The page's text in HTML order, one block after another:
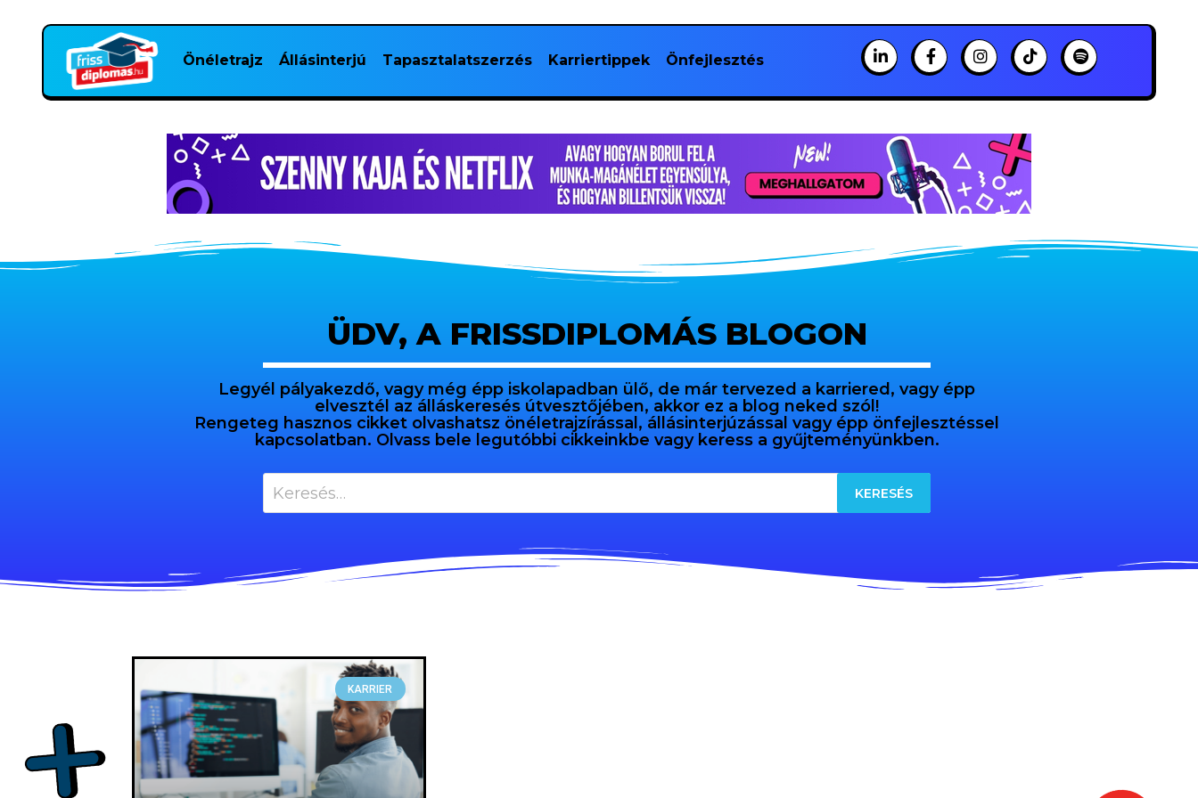
Önéletrajz Állásinterjú Tapasztalatszerzés Karriertippek Önfejlesztés
ÜDV, A FRISSDIPLOMÁS BLOGON
Legyél pályakezdő, vagy még épp iskolapadban ülő, de már tervezed a karriered, vagy épp
elvesztél az álláskeresés útvesztőjében, akkor ez a blog neked szól!
Rengeteg hasznos cikket olvashatsz önéletrajzírással, állásinterjúzással vagy épp önfejlesztéssel
kapcsolatban. Olvass bele legutóbbi cikkeinkbe vagy keress a gyűjteményünkben.
KARRIER